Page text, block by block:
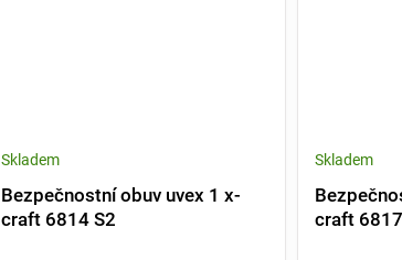
Bezpečnostní obuv uvex 1 x-
craft 6814 S2
Skladem
craft
Skladem